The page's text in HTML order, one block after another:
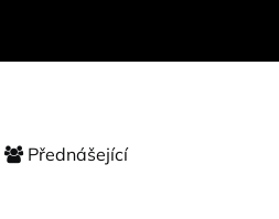
Přednášející